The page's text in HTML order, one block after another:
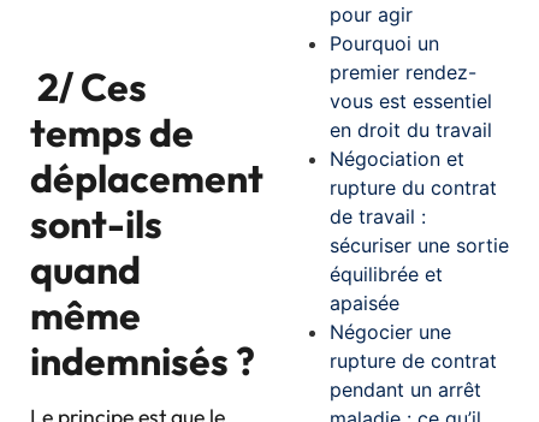
2/ Ces
temps de
déplacement
sont-ils
quand
même
indemnisés ?
Le principe est que le
pour agir
Pourquoi un
premier rendez-
vous est essentiel
en droit du travail
Négociation et
rupture du contrat
de travail :
sécuriser une sortie
équilibrée et
apaisée
Négocier une
rupture de contrat
pendant un arrêt